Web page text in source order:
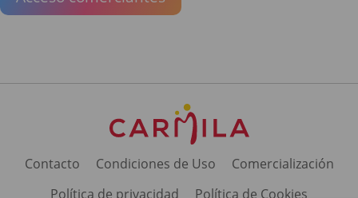
Contacto Condiciones de Uso
Comercialización
Política de privacidad
Política de Cookies